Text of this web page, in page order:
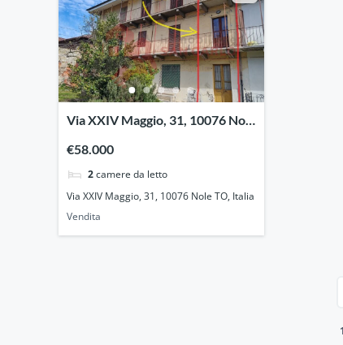
Via XXIV Maggio, 31, 10076 Nole
€58.000
2camere da letto
Via XXIV Maggio, 31, 10076 Nole TO, Italia
Vendita